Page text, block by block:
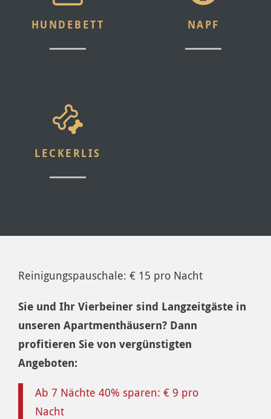
HUNDE­BETT NAPF
LECKERLIS
Reinigungspauschale: € 15 pro Nacht
Sie und Ihr Vierbeiner sind Langzeitgäste in
unseren Apartmenthäusern? Dann
profitieren Sie von vergünstigten
Angeboten:
Ab 7 Nächte 40% sparen: € 9 pro
Nacht